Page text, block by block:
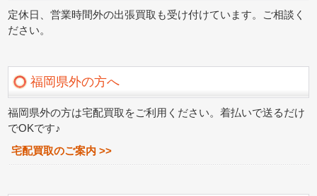
定休日、営業時間外の出張買取も受け付けています。ご相談く
ださい。
福岡県外の方へ
福岡県外の方は宅配買取をご利用ください。着払いで送るだけ
でOKです♪
宅配買取のご案内 >>